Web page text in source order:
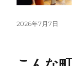
投
2026年7月7日